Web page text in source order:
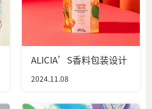
ALICIA’S香料包装设计
2024.11.08